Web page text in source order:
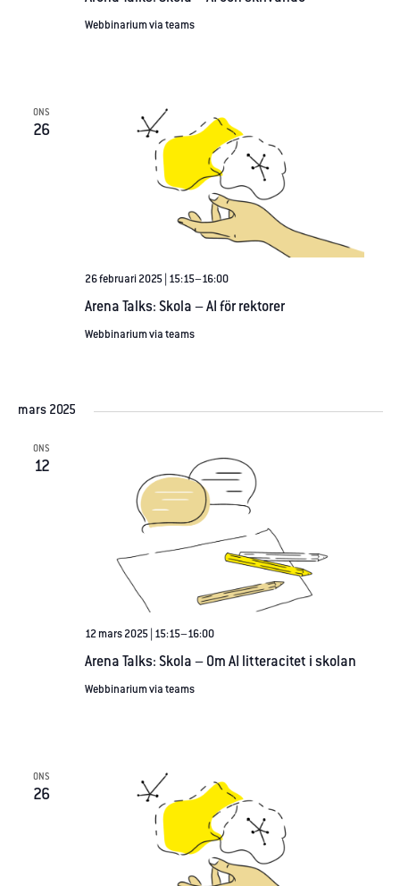
Webbinarium via teams
ONS
26
26 februari 2025 | 15:15–16:00
Arena Talks: Skola – AI för rektorer
Webbinarium via teams
mars 2025
ONS
12
12 mars 2025 | 15:15–16:00
Arena Talks: Skola – Om AI litteracitet i skolan
Webbinarium via teams
ONS
26